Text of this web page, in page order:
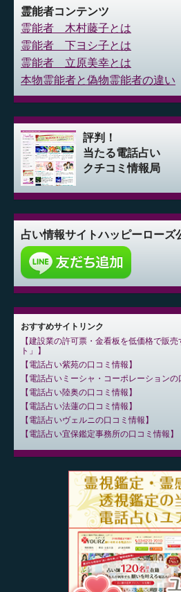
霊能者コンテンツ
霊能者 木村藤子とは
霊能者 下ヨシ子とは
霊能者 立原美幸とは
本物霊能者と偽物霊能者の違い
評判！
当たる電話占い
クチコミ情報局
占い情報サイトハッピーローズ
おすすめサイトリンク
建設業の許可票・金看板を低価格で販
ト」
電話占い紫苑の口コミ情報
電話占いミーシャ・コーポレーションの
電話占い陸奥の口コミ情報
電話占い法蓮の口コミ情報
電話占いヴェルニの口コミ情報
電話占い宜保鑑定事務所の口コミ情報